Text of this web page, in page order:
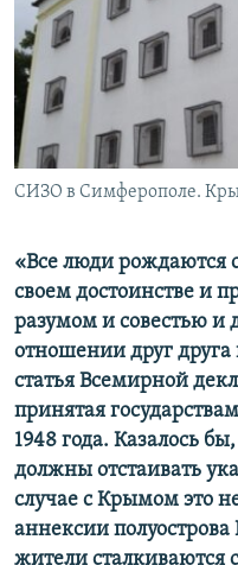
ПОБЕДИТЕЛЕЙ НЕ СУДЯТ?
КРЫМ.НЕПОКОРЕННЫЙ
ELIFBE
УКРАИНСКАЯ ПРОБЛЕМА
ПРИСОЕДИНЯЙТЕСЬ!
Все сайты RFE/RL
СИЗО в Симферополе.
«Все люди рождаются
своем достоинстве и
разумом и совестью и
отношении друг друга
статья Всемирной
принятая
1948 года. Казалось
должны отстаивать
случае с Крымом это
аннексии полуострова
жители